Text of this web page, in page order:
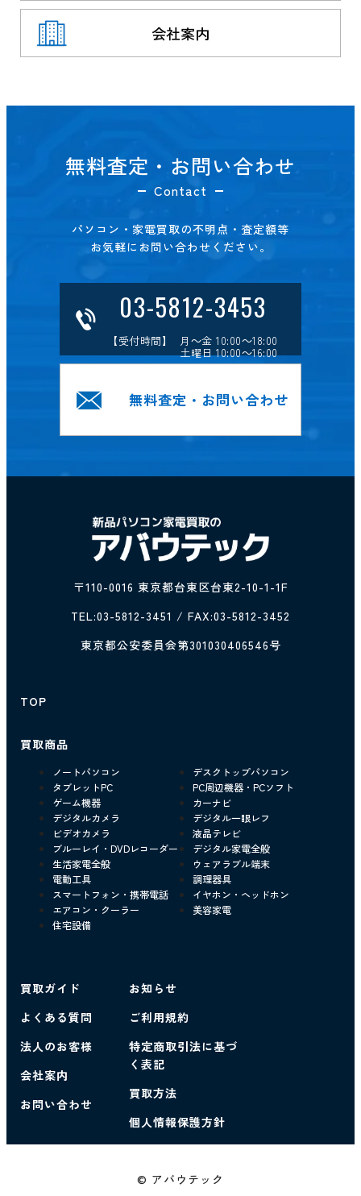
会社案内
無料査定・お問い合わせ
Contact
パソコン・家電買取の不明点・査定額等
お気軽にお問い合わせください。
03-5812-3453
【受付時間】 月～金 10:00～18:00
土曜日 10:00～16:00
無料査定・お問い合わせ
〒110-0016 東京都台東区台東2-10-1-1F
TEL:03-5812-3451 / FAX:03-5812-3452
東京都公安委員会第301030406546号
TOP
買取商品
ノートパソコン
デスクトップパソコン
タブレットPC
PC周辺機器・PCソフト
ゲーム機器
カーナビ
デジタルカメラ
デジタル一眼レフ
ビデオカメラ
液晶テレビ
ブルーレイ・DVDレコーダー
デジタル家電全般
生活家電全般
ウェアラブル端末
電動工具
調理器具
スマートフォン・携帯電話
イヤホン・ヘッドホン
エアコン・クーラー
美容家電
住宅設備
買取ガイド
よくある質問
法人のお客様
会社案内
お問い合わせ
お知らせ
ご利用規約
特定商取引法に基づ
く表記
買取方法
個人情報保護方針
© アバウテック